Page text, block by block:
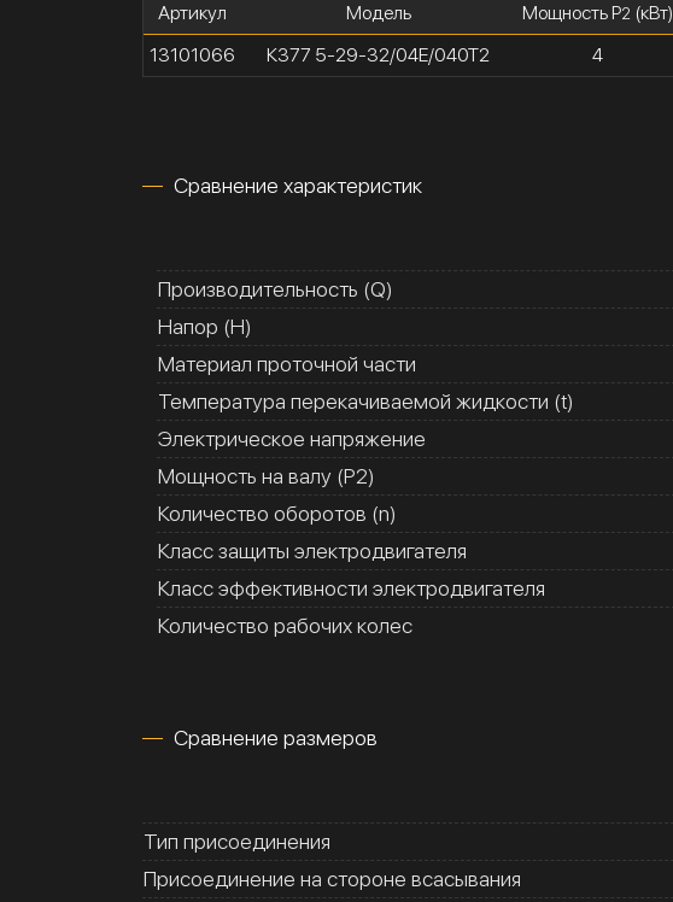
Артикул
13101066
Модель
К377 5-29-32/04Е/040Т2
Мощность P2(кВт)
4
Сравнение характеристик
Производительность (Q)
Напор (H)
Материал проточной части
Температура перекачиваемой жидкости (t)
Электрическое напряжение
Мощность на валу (Р2)
Количество оборотов (n)
Класс защиты электродвигателя
Класс эффективности электродвигателя
Количество рабочих колес
Сравнение размеров
Тип присоединения
Присоединение на стороне всасывания